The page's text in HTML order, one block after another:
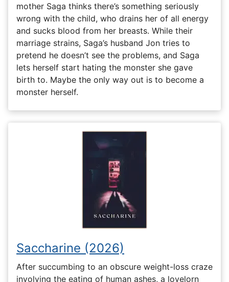
mother Saga thinks there’s something seriously
wrong with the child, who drains her of all energy
and sucks blood from her breasts. While their
marriage strains, Saga’s husband Jon tries to
pretend he doesn’t see the problems, and Saga
lets herself start hating the monster she gave
birth to. Maybe the only way out is to become a
monster herself.
Saccharine (2026)
After succumbing to an obscure weight-loss craze
involving the eating of human ashes, a lovelorn